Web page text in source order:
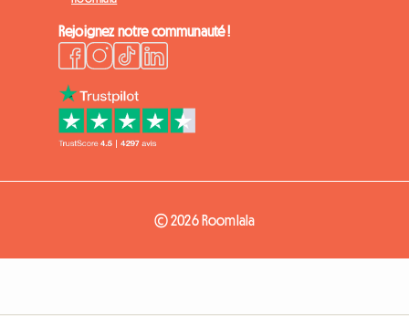
Rejoignez notre communauté !
© 2026 Roomlala